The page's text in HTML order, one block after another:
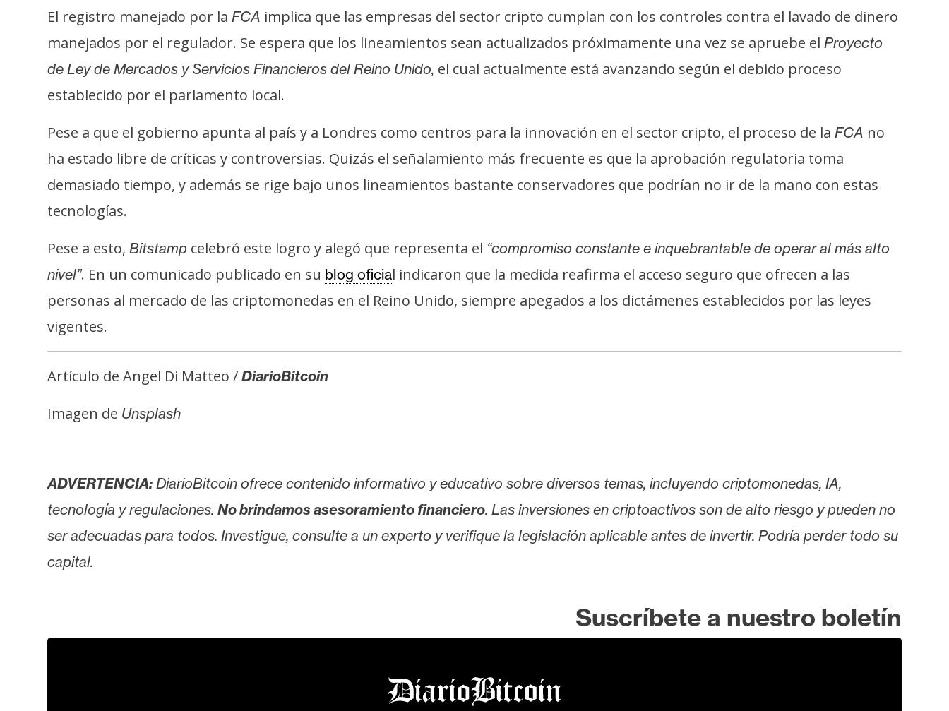
u
r
s
s
C
n
t
c
o
y
P
l
c
a
El registro manejado por la FCA implica que las empresas del sector cripto cumplan con los controles contra el lavado de dinero
manejados por el regulador. Se espera que los lineamientos sean actualizados próximamente una vez se apruebe el Proyecto
de Ley de Mercados y Servicios Financieros del Reino Unido, el cual actualmente está avanzando según el debido proceso
establecido por el parlamento local.
Pese a que el gobierno apunta al país y a Londres como centros para la innovación en el sector cripto, el proceso de la FCA no
ha estado libre de críticas y controversias. Quizás el señalamiento más frecuente es que la aprobación regulatoria toma
demasiado tiempo, y además se rige bajo unos lineamientos bastante conservadores que podrían no ir de la mano con estas
tecnologías.
Pese a esto, Bitstamp celebró este logro y alegó que representa el “compromiso constante e inquebrantable de operar al más alto
nivel”. En un comunicado publicado en su blog oficial indicaron que la medida reafirma el acceso seguro que ofrecen a las
personas al mercado de las criptomonedas en el Reino Unido, siempre apegados a los dictámenes establecidos por las leyes
vigentes.
Artículo de Angel Di Matteo / DiarioBitcoin
Imagen de Unsplash
ADVERTENCIA: DiarioBitcoin ofrece contenido informativo y educativo sobre diversos temas, incluyendo criptomonedas, IA,
tecnología y regulaciones. No brindamos asesoramiento financiero. Las inversiones en criptoactivos son de alto riesgo y pueden no
ser adecuadas para todos. Investigue, consulte a un experto y verifique la legislación aplicable antes de invertir. Podría perder todo su
capital.
Suscríbete a nuestro boletín